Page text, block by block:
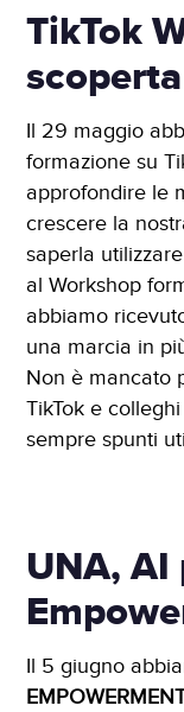
TikTok
Il 29 maggio
formazione su
approfondire le
crescere la
saperla
al Workshop
abbiamo
una marcia in
Non è mancato
TikTok e
sempre spunti
UNA,
Il 5 giugno